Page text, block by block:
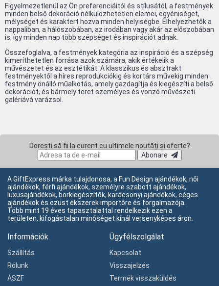
Figyelmezetlenül az Ön preferenciáitól és stílusától, a festmények
minden belső dekoráció nélkülözhetetlen elemei, egyéniséget,
mélységet és karaktert hozva minden helyiségbe. Elhelyezhetők a
nappaliban, a hálószobában, az irodában vagy akár az előszobában
is, így minden nap több szépséget és inspirációt adnak.
Összefoglalva, a festmények kategória az inspiráció és a szépség
kimeríthetetlen forrása azok számára, akik értékelik a
művészetet és az esztétikát. A klasszikus és absztrakt
festményektől a híres reprodukciókig és kortárs művekig minden
festmény önálló műalkotás, amely gazdagítja és kiegészíti a belső
dekorációt, és bármely teret személyes és vonzó művészeti
galériává varázsol.
Dorești să fii la curent cu ultimele noutăți și oferte?
Abonare
A GiftExpress márka tulajdonosa, a Fun Design ajándékok, női
ajándékok, férfi ajándékok, személyre szabott ajándékok,
luxusajándékok, borkiegészítők, karácsonyi ajándékok, céges
ajándékok és ezüst ékszerek importőre és forgalmazója.
Több mint 19 éves tapasztalattal rendelkezik ezen a
területen, kifogástalan minőséget kínál versenyképes áron.
Információk
Szállítás
Rólunk
ÁSZF
Ügyfélszolgálat
Kapcsolat
Visszajelzés
Termék visszaküldés